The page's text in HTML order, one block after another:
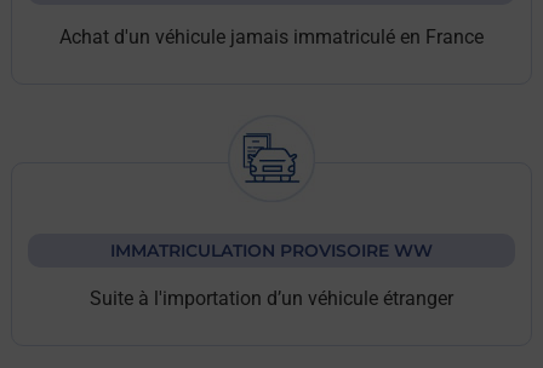
Achat d'un véhicule jamais immatriculé en France
IMMATRICULATION PROVISOIRE WW
Suite à l'importation d’un véhicule étranger